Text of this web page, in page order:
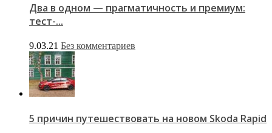
Два в одном — прагматичность и премиум:
тест-...
9.03.21 Без комментариев
5 причин путешествовать на новом Skoda Rapid